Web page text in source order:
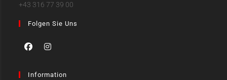
+43 316 77 39 00
Folgen Sie Uns
Information